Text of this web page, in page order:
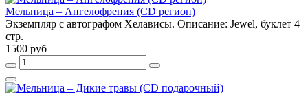
Мельница – Ангелофрения (CD регион)
Экземпляр с автографом Хелависы. Описание: Jewel, буклет 4
стр.
1500 руб